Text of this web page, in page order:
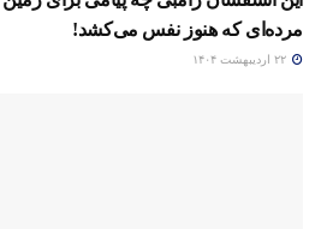
مرده‌ای که هنوز نفس می‌کشد!